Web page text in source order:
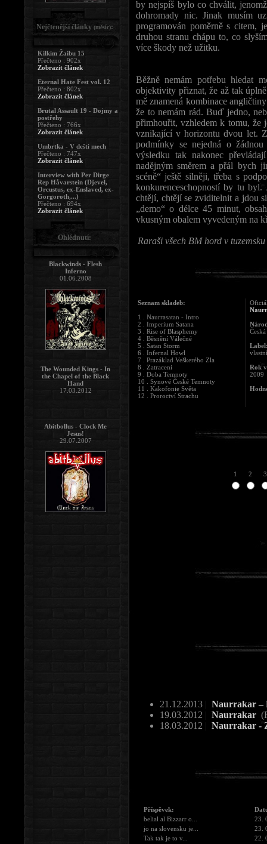
by nejspíš bylo co chválit,
dohromady nic. Jinak musím
programován poměrně s citem,
druhou stranu chápu to, co
více škody než užitku.
Běžně nemám potřebu hledat
objektivity přiznat, že až tak
mě znamená kombinace
že to nemám rád. Buď jedno,
přimhouřit, vzhledem k tomu, že
vznikající v horizontu dvou let.
podmínky se nejedná o
výsledku tak nakonec
nadějným směrem a přál bych
scéně“ ještě silněji, třeba s
konkurenceschopností by tu
chtějí, chtějí se zviditelnit a jdou
„demo“ o délce 45 minut,
vkusným obalem vyvedeným na
Raraši všech BM hord v
Seznam skladeb:
1 . Naurrasatan - Intro
2 . Imperium Satana
3 . Rise of Blasphemy
4 . Běsnění Válečné
5 . Satan Storm
6 . Infernal Howl
7 . Prazáklad Veškerého Zla
8 . Zatraceni
9 . Doba Temnoty
10 . Synové České Temnoty
11 . Kakofonie Světa
12 . Proroctví Strachu
Rok
2009
1 2 3
21.12.2013 | Naurrakar
19.03.2012 | Naurrakar
18.03.2012 | Naurrakar -
Příspěvek:
belial al Bizzarr o...
23.
jo na slovensku je...
23.
Tak tak je to v...
22.
Nejčtenější články (měsíc):
Kilkim Žaibu 15
Přečteno : 902x
Zobrazit článek
Eternal Hate Fest vol. 12
Přečteno : 802x
Zobrazit článek
Brutal Assault 19 - Dojmy a
postřehy
Přečteno : 766x
Zobrazit článek
Umbrtka - V dešti mech
Přečteno : 747x
Zobrazit článek
Interview with Per Dirge
Rep Håvarstein (Djevel,
Orcustus, ex-Enslaved, ex-
Gorgoroth,...)
Přečteno : 694x
Zobrazit článek
Ohlédnutí:
Blackwinds - Flesh
Inferno
01.06.2008
The Wounded Kings - In
the Chapel of the Black
Hand
17.03.2012
Abitbollus - Clock Me
Jesus!
29.07.2007